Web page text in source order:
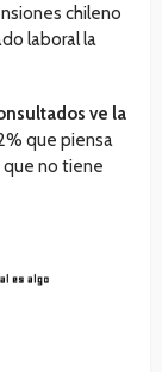
chileno
laboral la
ve la
que piensa
que no tiene